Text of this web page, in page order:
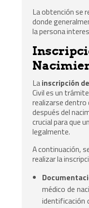
La obtención se
donde
la persona
Lainscripción
Civil es un
realizarse dentro
después del
crucial para que
legalmente.
A continuación,
realizar la
médico de
identificación